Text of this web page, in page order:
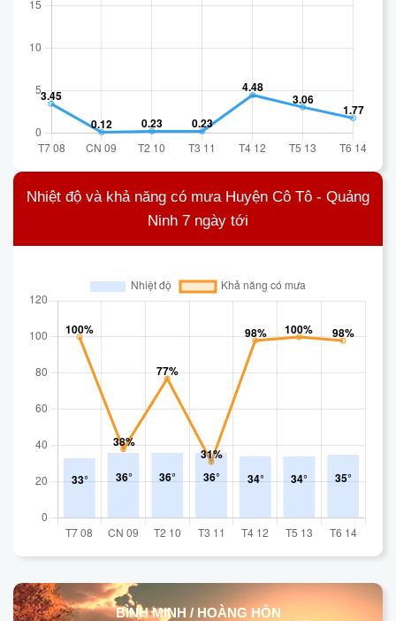
Nhiệt độ và khả năng có mưa Huyện Cô Tô - Quảng
Ninh 7 ngày tới
BÌNH MINH / HOÀNG HÔN